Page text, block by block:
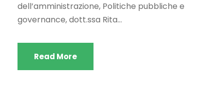
dell’amministrazione, Politiche pubbliche e
governance, dott.ssa Rita...
Read More